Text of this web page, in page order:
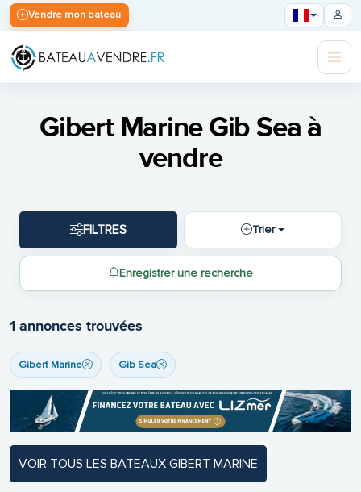
Vendre mon bateau
Gibert Marine Gib Sea à
vendre
FILTRES Trier
Enregistrer une recherche
1 annonces trouvées
Gibert Marine Gib Sea
VOIR TOUS LES BATEAUX GIBERT MARINE